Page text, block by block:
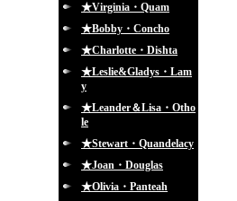
★Virginia・Quam
★Bobby・Concho
★Charlotte・Dishta
★Leslie&Gladys・Lam
y
★Leander＆Lisa・Otho
le
★Stewart・Quandelacy
★Joan・Douglas
★Olivia・Panteah